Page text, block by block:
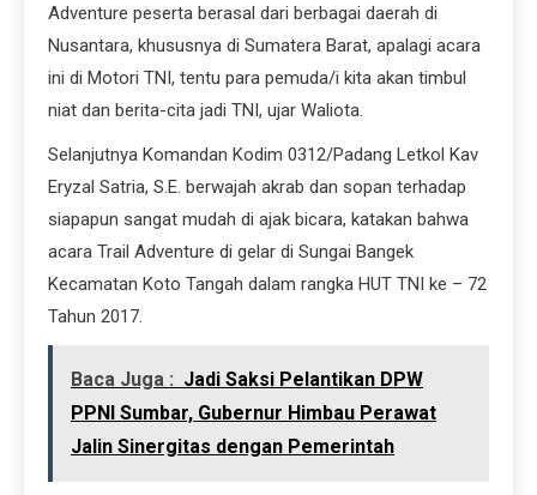
Adventure peserta berasal dari berbagai daerah di
Nusantara, khususnya di Sumatera Barat, apalagi acara
ini di Motori TNI, tentu para pemuda/i kita akan timbul
niat dan berita-cita jadi TNI, ujar Waliota.
Selanjutnya Komandan Kodim 0312/Padang Letkol Kav
Eryzal Satria, S.E. berwajah akrab dan sopan terhadap
siapapun sangat mudah di ajak bicara, katakan bahwa
acara Trail Adventure di gelar di Sungai Bangek
Kecamatan Koto Tangah dalam rangka HUT TNI ke – 72
Tahun 2017.
Baca Juga : Jadi Saksi Pelantikan DPW
PPNI Sumbar, Gubernur Himbau Perawat
Jalin Sinergitas dengan Pemerintah